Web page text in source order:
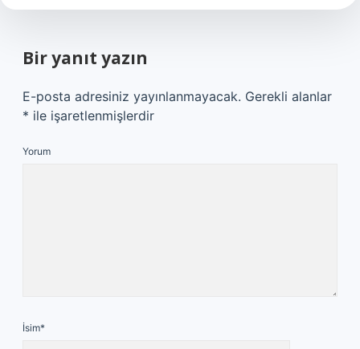
Bir yanıt yazın
E-posta adresiniz yayınlanmayacak. Gerekli alanlar
* ile işaretlenmişlerdir
Yorum
İsim*